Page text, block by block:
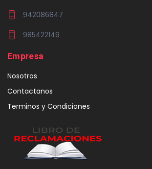
942086847
985422149
Empresa
Nosotros
Contactanos
Terminos y Condiciones